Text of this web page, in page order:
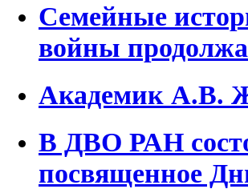
Семейные
войны
Академик А.В.
В ДВО РАН
посвященное